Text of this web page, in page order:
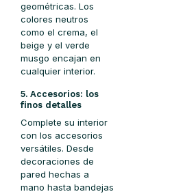
geométricas. Los
colores neutros
como el crema, el
beige y el verde
musgo encajan en
cualquier interior.
5. Accesorios: los
finos detalles
Complete su interior
con los accesorios
versátiles. Desde
decoraciones de
pared hechas a
mano hasta bandejas